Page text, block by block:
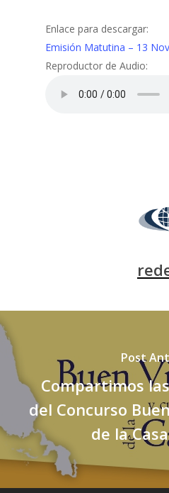
Enlace para descargar:
Emisión Matutina – 13
Reproductor de Audio:
Post
Compartimos
del Concurso
de la